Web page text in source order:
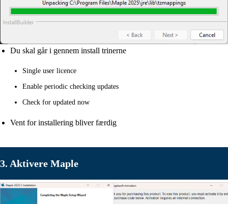
Du skal går i gennem install trinerne
Single user licence
Enable periodic checking updates
Check for updated now
Vent for installering bliver færdig
3. Aktivere Maple